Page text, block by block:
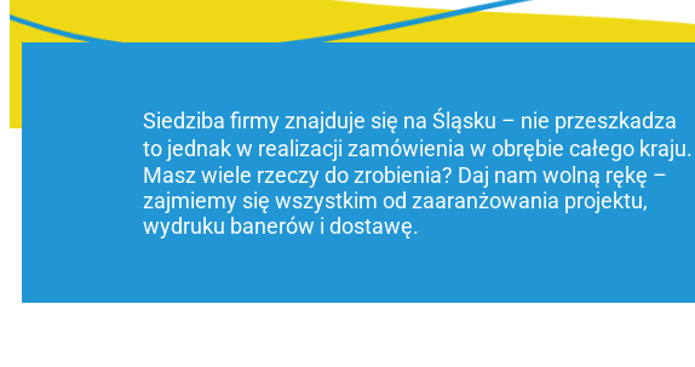
Siedziba firmy znajduje się na Śląsku – nie przeszkadza
to jednak w realizacji zamówienia w obrębie całego kraju.
Masz wiele rzeczy do zrobienia? Daj nam wolną rękę –
zajmiemy się wszystkim od zaaranżowania projektu,
wydruku banerów i dostawę.